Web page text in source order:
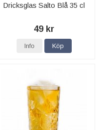
Dricksglas Salto Blå 35 cl
49 kr
Info Köp